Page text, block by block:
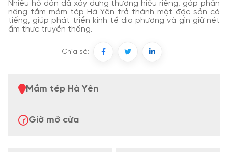
Nhiều hộ dân đã xây dựng thương hiệu riêng, góp phần
nâng tầm mắm tép Hà Yên trở thành một đặc sản có
tiếng, giúp phát triển kinh tế địa phương và gìn giữ nét
ẩm thực truyền thống.
Chia sẻ:
Mắm tép Hà Yên
Giờ mở cửa